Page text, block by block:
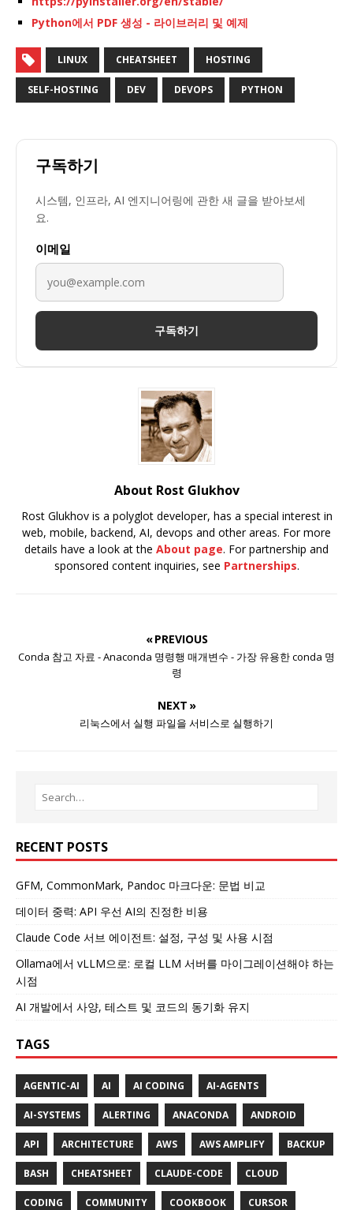
Python에서 PDF 생성 - 라이브러리 및 예제
LINUX CHEATSHEET HOSTING
SELF-HOSTING DEV DEVOPS PYTHON
구독하기
시스템, 인프라, AI 엔지니어링에 관한 새 글을 받아보세
요.
이메일
구독하기
About Rost Glukhov
Rost Glukhov is a polyglot developer, has a special interest in
web, mobile, backend, AI, devops and other areas. For more
details have a look at the About page. For partnership and
sponsored content inquiries, see Partnerships.
« PREVIOUS
Conda 참고 자료 - Anaconda 명령행 매개변수 - 가장 유용한 conda 명
령
NEXT »
리눅스에서 실행 파일을 서비스로 실행하기
RECENT POSTS
GFM, CommonMark, Pandoc 마크다운: 문법 비교
데이터 중력: API 우선 AI의 진정한 비용
Claude Code 서브 에이전트: 설정, 구성 및 사용 시점
Ollama에서 vLLM으로: 로컬 LLM 서버를 마이그레이션해야 하는
시점
AI 개발에서 사양, 테스트 및 코드의 동기화 유지
TAGS
AGENTIC-AI AI AI CODING AI-AGENTS
AI-SYSTEMS ALERTING ANACONDA ANDROID
API ARCHITECTURE AWS AWS AMPLIFY BACKUP
BASH CHEATSHEET CLAUDE-CODE CLOUD
CODING COMMUNITY COOKBOOK CURSOR